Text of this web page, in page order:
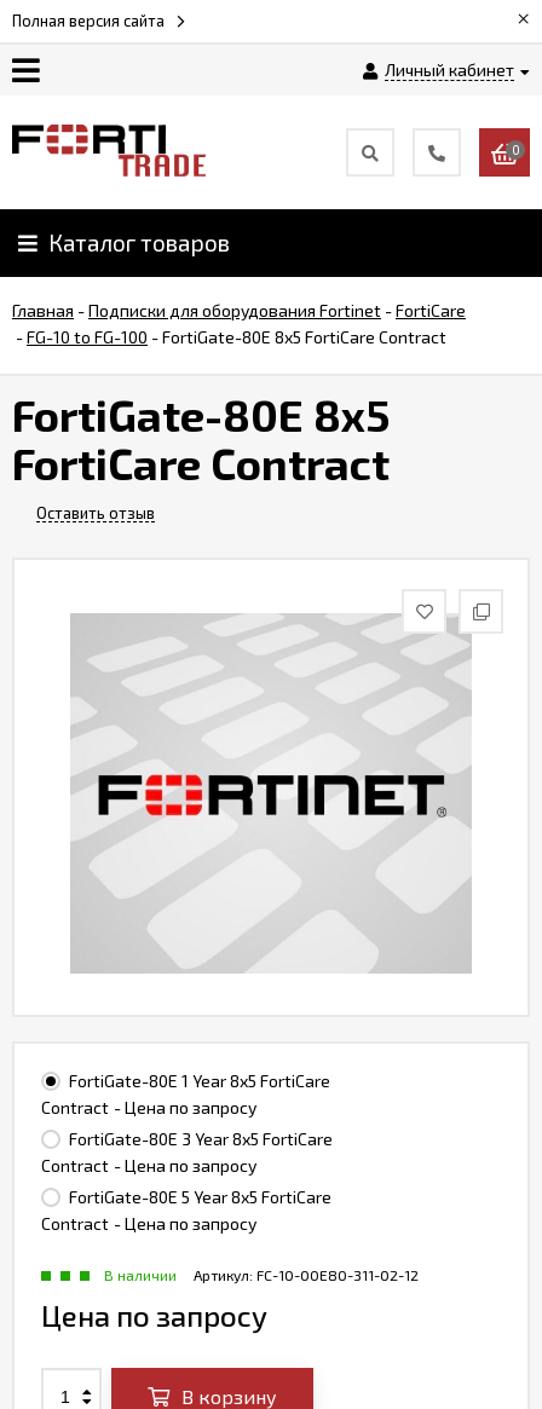
Полная версия сайта ×
Личный кабинет
Как
Доставка
и
оплата
0
Каталог товаров
Главная -Подписки для оборудования Fortinet -FortiCare
-FG-10 to FG-100 -FortiGate-80E 8x5 FortiCare Contract
FortiGate-80E 8x5
FortiCare Contract
Оставить отзыв
FortiGate-80E 1 Year 8x5 FortiCare
Contract - Цена по запросу
FortiGate-80E 3 Year 8x5 FortiCare
Contract - Цена по запросу
FortiGate-80E 5 Year 8x5 FortiCare
Contract - Цена по запросу
Артикул: FC-10-00E80-311-02-12
В наличии
Цена по запросу
В корзину